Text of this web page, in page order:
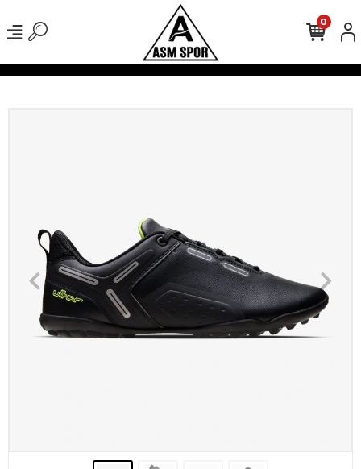
Kargo Ücretsiz! 500 TL Üzeri Tüm Alışverişlerinizde
0